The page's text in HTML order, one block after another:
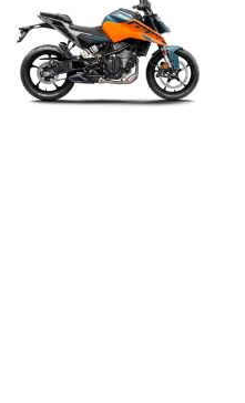
2025 KTM 125
DUKE